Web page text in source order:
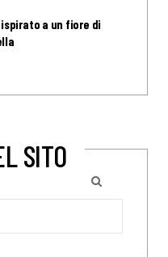
a un fiore di
SITO